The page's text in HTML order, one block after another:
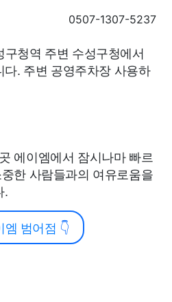
0507-1307-5237
청역 주변 수성구청에서
. 주변 공영주차장 사용하
에이엠에서 잠시나마 빠르
한 사람들과의 여유로움을
.
엠 범어점 👇